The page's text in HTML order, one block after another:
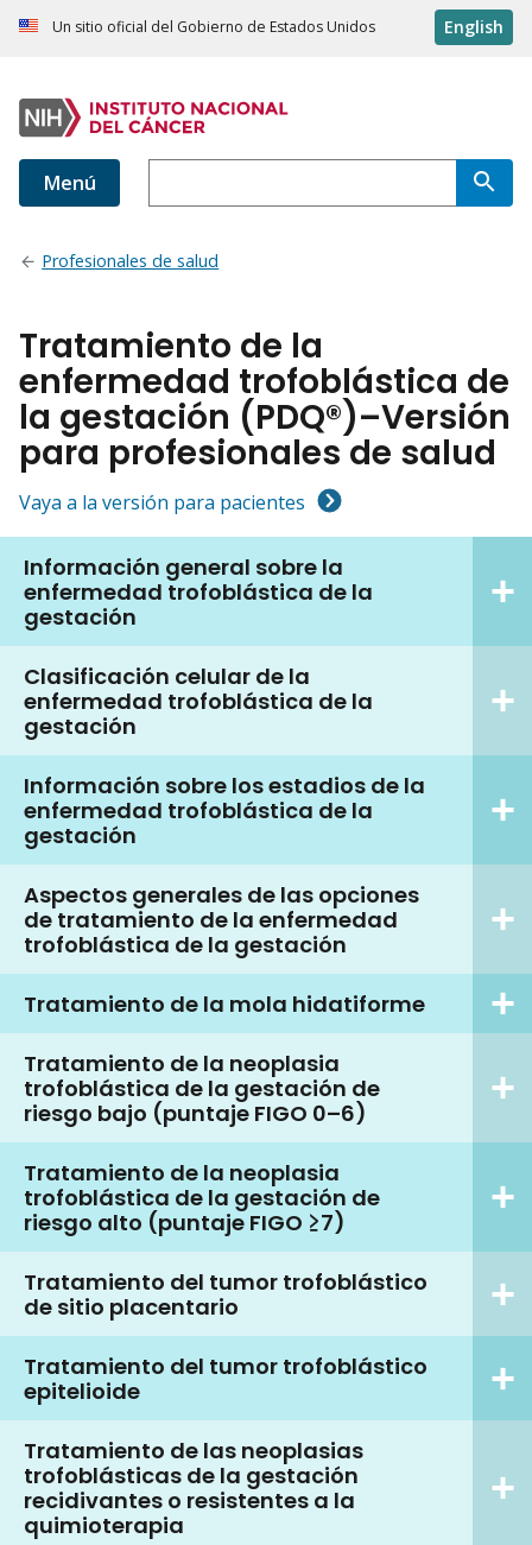
Un sitio oficial del Gobierno de Estados Unidos English
Menú
Profesionales de salud
Tratamiento de la
enfermedad trofoblástica de
la gestación (PDQ®)–Versión
para profesionales de salud
Vaya a la versión para pacientes
Información general sobre la
enfermedad trofoblástica de la
gestación
Clasificación celular de la
enfermedad trofoblástica de la
gestación
Información sobre los estadios de la
enfermedad trofoblástica de la
gestación
Aspectos generales de las opciones
de tratamiento de la enfermedad
trofoblástica de la gestación
Tratamiento de la mola hidatiforme
Tratamiento de la neoplasia
trofoblástica de la gestación de
riesgo bajo (puntaje FIGO 0–6)
Tratamiento de la neoplasia
trofoblástica de la gestación de
riesgo alto (puntaje FIGO ≥7)
Tratamiento del tumor trofoblástico
de sitio placentario
Tratamiento del tumor trofoblástico
epitelioide
Tratamiento de las neoplasias
trofoblásticas de la gestación
recidivantes o resistentes a la
quimioterapia